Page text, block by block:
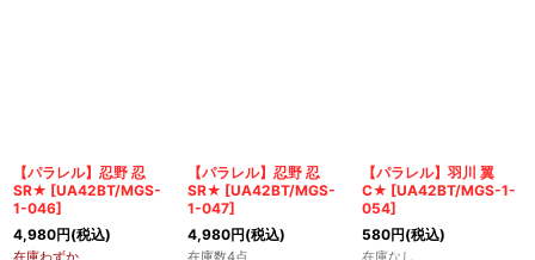
【パラレル】忍野 忍
SR★ [UA42BT/MGS-
1-046]
4,980円(税込)
在庫わずか
【パラレル】忍野 忍
SR★ [UA42BT/MGS-
1-047]
4,980円(税込)
在庫数4点
【パラレル】羽川 翼
C★ [UA42BT/MGS-1-
054]
580円(税込)
在庫なし